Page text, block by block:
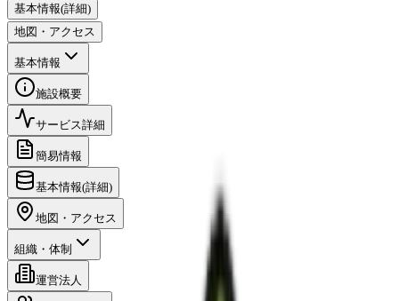
基本情報(詳細)
地図・アクセス
基本情報
施設概要
サービス詳細
簡易情報
基本情報(詳細)
地図・アクセス
組織・体制
運営法人